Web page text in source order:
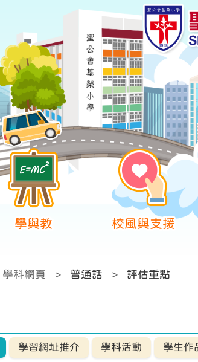
學與教 校風與支援
學科網頁 > 普通話 > 評估重點
學習網址推介 學科活動 學生作